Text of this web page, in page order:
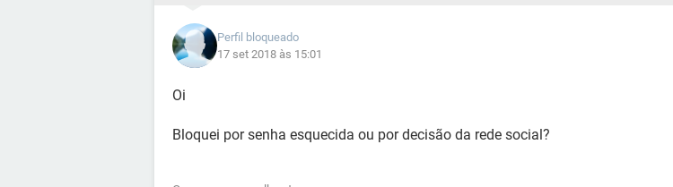
Perfil bloqueado
17 set 2018 às 15:01
Oi
Bloquei por senha esquecida ou por decisão da rede social?